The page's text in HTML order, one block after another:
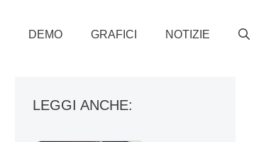
DEMO GRAFICI NOTIZIE
LEGGI ANCHE: